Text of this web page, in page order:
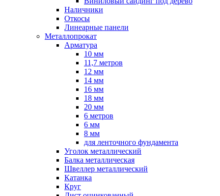
Наличники
Откосы
Линеарные панели
Металлопрокат
Арматура
10 мм
11,7 метров
12 мм
14 мм
16 мм
18 мм
20 мм
6 метров
6 мм
8 мм
для ленточного фундамента
Уголок металлический
Балка металлическая
Швеллер металлический
Катанка
Круг